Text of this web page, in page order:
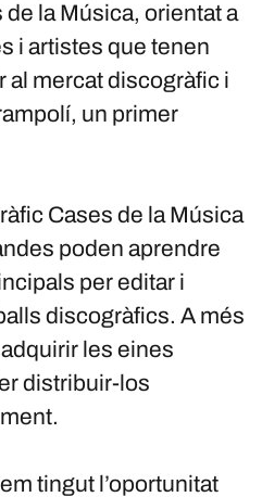
la Música, orientat a
i artistes que tenen
al mercat discogràfic i
un primer
Cases de la Música
poden aprendre
per editar i
discogràfics. A més
les eines
distribuir-los
tingut l’oportunitat